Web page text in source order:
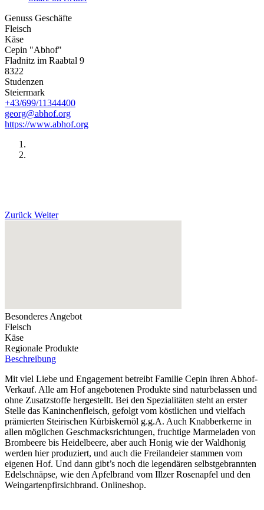
Genuss Geschäfte
Fleisch
Käse
Cepin "Abhof"
Fladnitz im Raabtal 9
8322
Studenzen
Steiermark
+43/699/11344400
georg@abhof.org
https://www.abhof.org
Zurück Weiter
Besonderes Angebot
Fleisch
Käse
Regionale Produkte
Beschreibung
Mit viel Liebe und Engagement betreibt Familie Cepin ihren Abhof-
Verkauf. Alle am Hof angebotenen Produkte sind naturbelassen und
ohne Zusatzstoffe hergestellt. Bei den Spezialitäten steht an erster
Stelle das Kaninchenfleisch, gefolgt vom köstlichen und vielfach
prämierten Steirischen Kürbiskernöl g.g.A. Auch Knabberkerne in
allen möglichen Geschmacksrichtungen, fruchtige Marmeladen von
Brombeere bis Heidelbeere, aber auch Honig wie der Waldhonig
werden hier produziert, und auch die Freilandeier stammen vom
eigenen Hof. Und dann gibt’s noch die legendären selbstgebrannten
Edelschnäpse, wie den Apfelbrand vom Illzer Rosenapfel und den
Weingartenpfirsichbrand. Onlineshop.